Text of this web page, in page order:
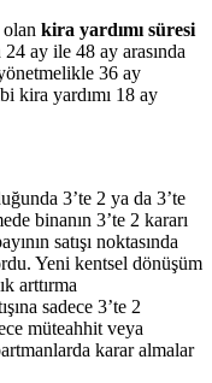
kira yardımı süresi
ay ile 48 ay arasında
36 ay
kira yardımı 18 ay
3’te 2 ya da 3’te
binanın 3’te 2 kararı
satışı noktasında
Yeni kentsel dönüşüm
arttırma
sadece 3’te 2
müteahhit veya
karar almalar